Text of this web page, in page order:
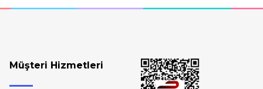
Müşteri Hizmetleri